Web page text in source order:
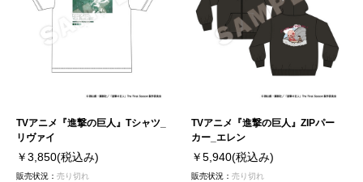
TVアニメ『進撃の巨人』Tシャツ_
リヴァイ
￥3,850(税込み)
販売状況： 売り切れ
TVアニメ『進撃の巨人』ZIPパー
カー_エレン
￥5,940(税込み)
販売状況：売り切れ